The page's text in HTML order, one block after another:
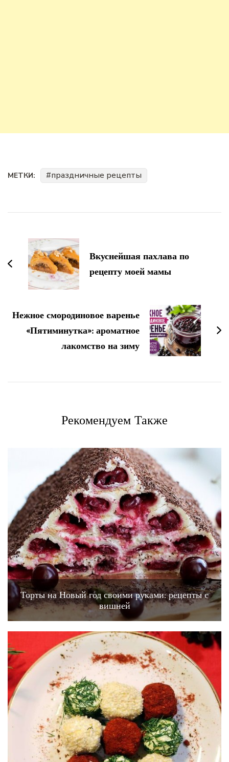
МЕТКИ: праздничные рецепты
записям
Вкуснейшая пахлава по
рецепту моей мамы
Нежное смородиновое варенье
«Пятиминутка»: ароматное
лакомство на зиму
Рекомендуем Также
Торты на Новый год своими руками: рецепты с
вишней